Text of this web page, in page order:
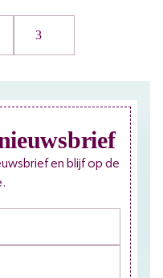
3
en blijf op de